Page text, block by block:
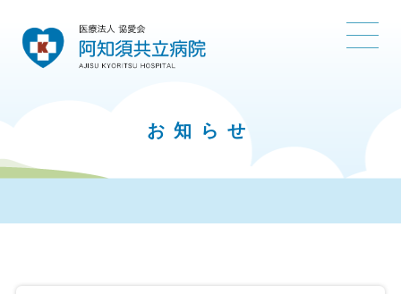
お知らせ